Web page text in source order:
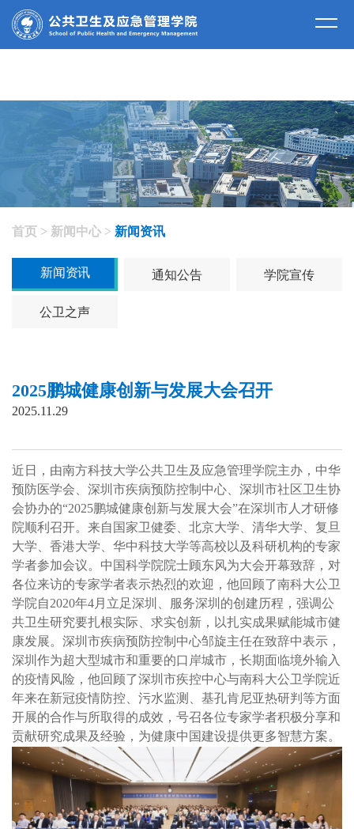
新闻中心
首页 > 新闻中心 > 新闻资讯
新闻资讯 通知公告 学院宣传
公卫之声
2025鹏城健康创新与发展大会召开
2025.11.29
近日，由南方科技大学公共卫生及应急管理学院主办，中华
预防医学会、深圳市疾病预防控制中心、深圳市社区卫生协
会协办的“2025鹏城健康创新与发展大会”在深圳市人才研修
院顺利召开。来自国家卫健委、北京大学、清华大学、复旦
大学、香港大学、华中科技大学等高校以及科研机构的专家
学者参加会议。中国科学院院士顾东风为大会开幕致辞，对
各位来访的专家学者表示热烈的欢迎，他回顾了南科大公卫
学院自2020年4月立足深圳、服务深圳的创建历程，强调公
共卫生研究要扎根实际、求实创新，以扎实成果赋能城市健
康发展。深圳市疾病预防控制中心邹旋主任在致辞中表示，
深圳作为超大型城市和重要的口岸城市，长期面临境外输入
的疫情风险，他回顾了深圳市疾控中心与南科大公卫学院近
年来在新冠疫情防控、污水监测、基孔肯尼亚热研判等方面
开展的合作与所取得的成效，号召各位专家学者积极分享和
贡献研究成果及经验，为健康中国建设提供更多智慧方案。